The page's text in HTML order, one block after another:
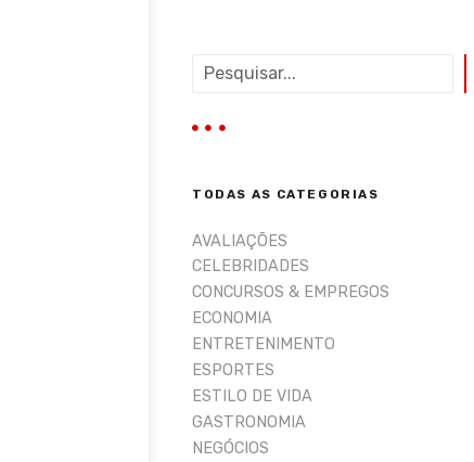
q
s
r
TODAS AS CATEGORIAS
AVALIAÇÕES
CELEBRIDADES
CONCURSOS & EMPREGOS
ECONOMIA
ENTRETENIMENTO
ESPORTES
ESTILO DE VIDA
GASTRONOMIA
NEGÓCIOS